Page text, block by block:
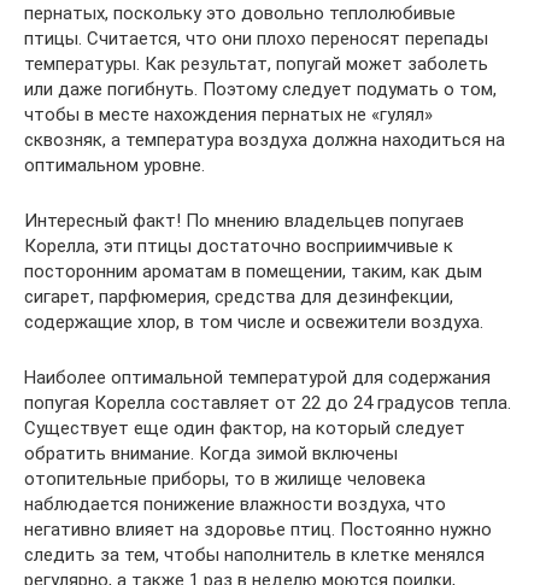
пернатых, поскольку это довольно теплолюбивые
птицы. Считается, что они плохо переносят перепады
температуры. Как результат, попугай может заболеть
или даже погибнуть. Поэтому следует подумать о том,
чтобы в месте нахождения пернатых не «гулял»
сквозняк, а температура воздуха должна находиться на
оптимальном уровне.
Интересный факт! По мнению владельцев попугаев
Корелла, эти птицы достаточно восприимчивые к
посторонним ароматам в помещении, таким, как дым
сигарет, парфюмерия, средства для дезинфекции,
содержащие хлор, в том числе и освежители воздуха.
Наиболее оптимальной температурой для содержания
попугая Корелла составляет от 22 до 24 градусов тепла.
Существует еще один фактор, на который следует
обратить внимание. Когда зимой включены
отопительные приборы, то в жилище человека
наблюдается понижение влажности воздуха, что
негативно влияет на здоровье птиц. Постоянно нужно
следить за тем, чтобы наполнитель в клетке менялся
регулярно, а также 1 раз в неделю моются поилки,